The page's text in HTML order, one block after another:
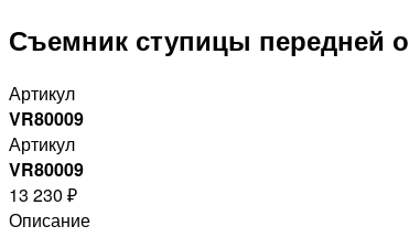
Съемник ступицы передней
Артикул
VR80009
Артикул
VR80009
13 230 ₽
Описание